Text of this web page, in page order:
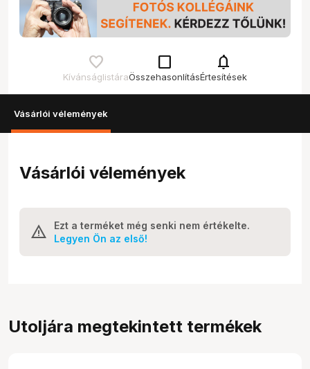
Kívánságlistára
check_box_outline_blank
Összehasonlítás
notifications
Értesítések
Vásárlói vélemények
Vásárlói vélemények
Ezt a terméket még senki nem értékelte.
Legyen Ön az első!
Utoljára megtekintett termékek